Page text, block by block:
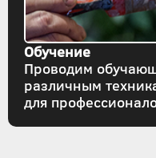
Обучение
Проводим
различным
для